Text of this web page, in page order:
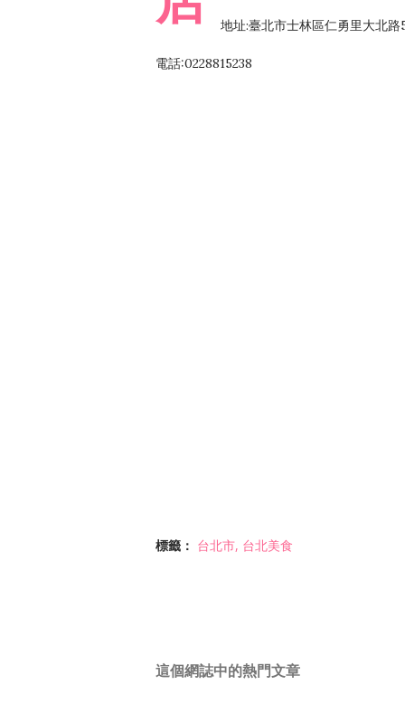
地址:臺北市士林區仁勇里大北路
電話:0228815238
標籤： 台北市 台北美食
這個網誌中的熱門文章